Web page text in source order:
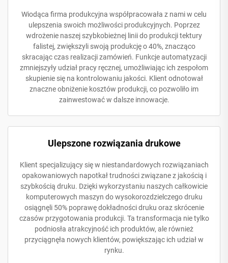
Wiodąca firma produkcyjna współpracowała z nami w celu
ulepszenia swoich możliwości produkcyjnych. Poprzez
wdrożenie naszej szybkobieżnej linii do produkcji tektury
falistej, zwiększyli swoją produkcję o 40%, znacząco
skracając czas realizacji zamówień. Funkcje automatyzacji
zmniejszyły udział pracy ręcznej, umożliwiając ich zespołom
skupienie się na kontrolowaniu jakości. Klient odnotował
znaczne obniżenie kosztów produkcji, co pozwoliło im
zainwestować w dalsze innowacje.
Ulepszone rozwiązania drukowe
Klient specjalizujący się w niestandardowych rozwiązaniach
opakowaniowych napotkał trudności związane z jakością i
szybkością druku. Dzięki wykorzystaniu naszych całkowicie
komputerowych maszyn do wysokorozdzielczego druku
osiągnęli 50% poprawę dokładności druku oraz skrócenie
czasów przygotowania produkcji. Ta transformacja nie tylko
podniosła atrakcyjność ich produktów, ale również
przyciągnęła nowych klientów, powiększając ich udział w
rynku.